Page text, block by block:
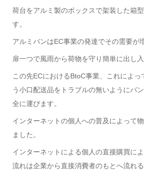
荷台をアルミ製のボックスで架装した箱
す。
アルミバンはEC事業の発達でその需要が
扉一つで風雨から荷物を守り簡単に出し入
この先ECにおけるBtoC事業、これによっ
う小口配送品をトラブルの無いようにバ
全に運びます。
インターネットの個人への普及によって
ました。
インターネットによる個人の直接購買に
流れは企業から直接消費者のもとへ流れる